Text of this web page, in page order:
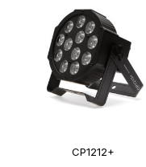
CP1212+